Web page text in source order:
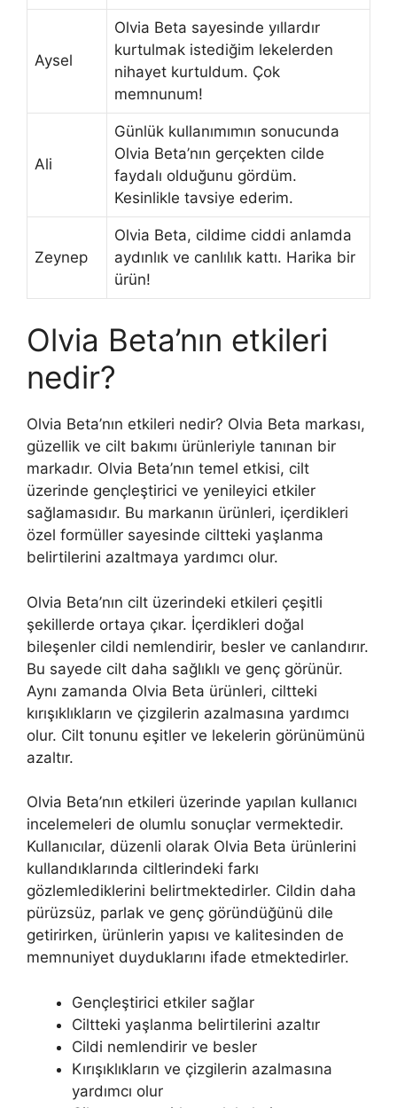
Aysel
Olvia Beta sayesinde yıllardır
kurtulmak istediğim lekelerden
nihayet kurtuldum. Çok
memnunum!
Ali
Günlük kullanımımın sonucunda
Olvia Beta’nın gerçekten cilde
faydalı olduğunu gördüm.
Kesinlikle tavsiye ederim.
Zeynep
Olvia Beta, cildime ciddi anlamda
aydınlık ve canlılık kattı. Harika bir
ürün!
Olvia Beta’nın etkileri
nedir?
Olvia Beta’nın etkileri nedir? Olvia Beta markası,
güzellik ve cilt bakımı ürünleriyle tanınan bir
markadır. Olvia Beta’nın temel etkisi, cilt
üzerinde gençleştirici ve yenileyici etkiler
sağlamasıdır. Bu markanın ürünleri, içerdikleri
özel formüller sayesinde ciltteki yaşlanma
belirtilerini azaltmaya yardımcı olur.
Olvia Beta’nın cilt üzerindeki etkileri çeşitli
şekillerde ortaya çıkar. İçerdikleri doğal
bileşenler cildi nemlendirir, besler ve canlandırır.
Bu sayede cilt daha sağlıklı ve genç görünür.
Aynı zamanda Olvia Beta ürünleri, ciltteki
kırışıklıkların ve çizgilerin azalmasına yardımcı
olur. Cilt tonunu eşitler ve lekelerin görünümünü
azaltır.
Olvia Beta’nın etkileri üzerinde yapılan kullanıcı
incelemeleri de olumlu sonuçlar vermektedir.
Kullanıcılar, düzenli olarak Olvia Beta ürünlerini
kullandıklarında ciltlerindeki farkı
gözlemlediklerini belirtmektedirler. Cildin daha
pürüzsüz, parlak ve genç göründüğünü dile
getirirken, ürünlerin yapısı ve kalitesinden de
memnuniyet duyduklarını ifade etmektedirler.
Gençleştirici etkiler sağlar
Ciltteki yaşlanma belirtilerini azaltır
Cildi nemlendirir ve besler
Kırışıklıkların ve çizgilerin azalmasına
yardımcı olur